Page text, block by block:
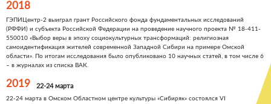
2018
ГЭПИЦентр-2 выиграл грант Российского фонда фундаментальных исследований
(РФФИ) и субъекта Российской Федерации на проведение научного проекта № 18-411-
550010 «Выбор веры в эпоху социокультурных трансформаций: религиозная
самоидентификация жителей современной Западной Сибири на примере Омской
области». По итогам исследования было опубликовано 10 научных статей, в том числе 6
– в журналах из списка ВАК.
2019 22-24 марта
22-24 марта в Омском Областном центре культуры «Сибиряк» состоялся VI